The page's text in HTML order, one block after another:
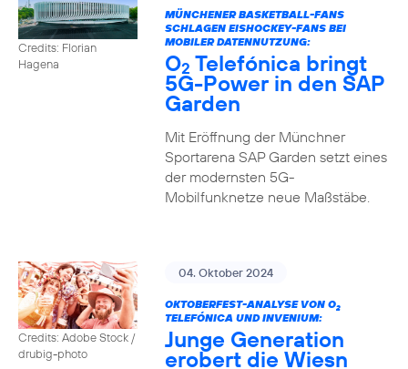
Credits: Florian
Hagena
MÜNCHENER BASKETBALL-FANS
SCHLAGEN EISHOCKEY-FANS BEI
MOBILER DATENNUTZUNG:
O2 Telefónica bringt
5G-Power in den SAP
Garden
Mit Eröffnung der Münchner
Sportarena SAP Garden setzt eines
der modernsten 5G-
Mobilfunknetze neue Maßstäbe.
Credits: Adobe Stock /
drubig-photo
04. Oktober 2024
OKTOBERFEST-ANALYSE VON O2
TELEFÓNICA UND INVENIUM:
Junge Generation
erobert die Wiesn